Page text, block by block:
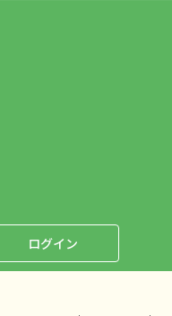
ログイン